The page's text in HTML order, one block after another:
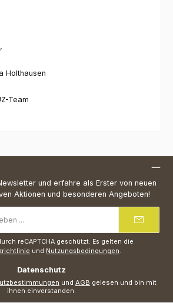
Holthausen
Team
und erfahre als Erster von neuen
Aktionen und besonderen Angeboten!
reCAPTCHA geschützt. Es gelten die
und Nutzungsbedingungen.
Datenschutz
und AGB gelesen und bin mit
ihnen einverstanden.